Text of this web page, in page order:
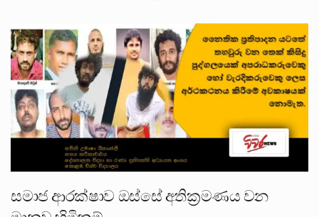
සමාජ ආරක්ෂාව ඔස්සේ අතික‍්‍රමණය වන